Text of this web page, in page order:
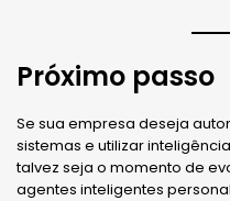
Próximo passo
Se sua empresa deseja
sistemas e utilizar
talvez seja o momento de
agentes inteligentes